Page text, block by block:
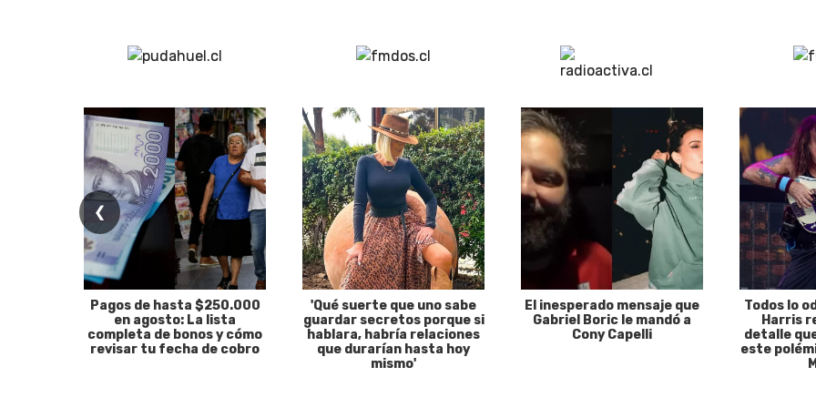
❮
Pagos de hasta $250.000
en agosto: La lista
completa de bonos y cómo
revisar tu fecha de cobro
'Qué suerte que uno sabe
guardar secretos porque si
hablara, habría relaciones
que durarían hasta hoy
mismo'
El inesperado mensaje que
Gabriel Boric le mandó a
Cony Capelli
Todos lo
Harris
detalle
este